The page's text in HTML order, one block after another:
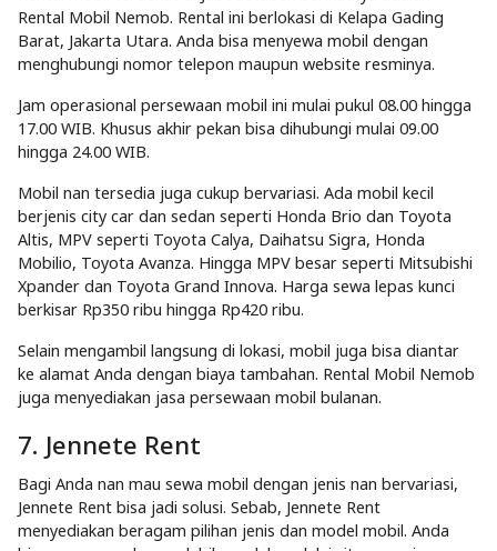
Rental Mobil Nemob. Rental ini berlokasi di Kelapa Gading
Barat, Jakarta Utara. Anda bisa menyewa mobil dengan
menghubungi nomor telepon maupun website resminya.
Jam operasional persewaan mobil ini mulai pukul 08.00 hingga
17.00 WIB. Khusus akhir pekan bisa dihubungi mulai 09.00
hingga 24.00 WIB.
Mobil nan tersedia juga cukup bervariasi. Ada mobil kecil
berjenis city car dan sedan seperti Honda Brio dan Toyota
Altis, MPV seperti Toyota Calya, Daihatsu Sigra, Honda
Mobilio, Toyota Avanza. Hingga MPV besar seperti Mitsubishi
Xpander dan Toyota Grand Innova. Harga sewa lepas kunci
berkisar Rp350 ribu hingga Rp420 ribu.
Selain mengambil langsung di lokasi, mobil juga bisa diantar
ke alamat Anda dengan biaya tambahan. Rental Mobil Nemob
juga menyediakan jasa persewaan mobil bulanan.
7. Jennete Rent
Bagi Anda nan mau sewa mobil dengan jenis nan bervariasi,
Jennete Rent bisa jadi solusi. Sebab, Jennete Rent
menyediakan beragam pilihan jenis dan model mobil. Anda